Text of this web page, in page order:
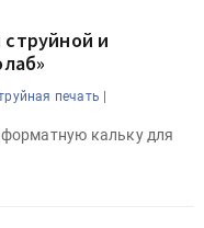
и
печать |
кальку для